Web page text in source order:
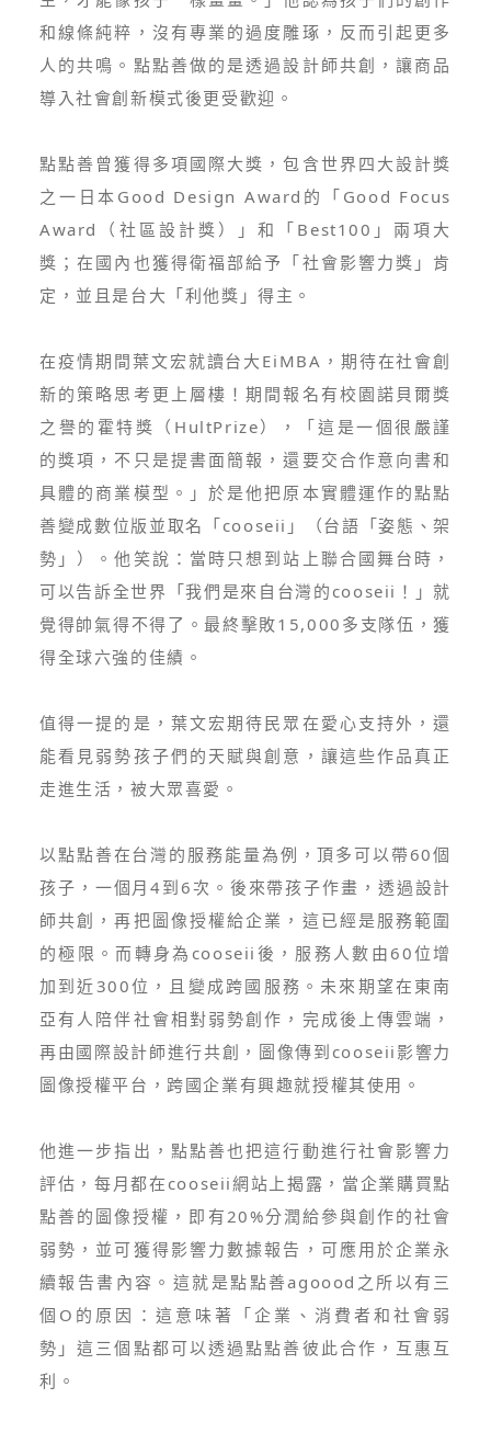
和線條純粹，沒有專業的過度雕琢，反而引起更多
人的共鳴。點點善做的是透過設計師共創，讓商品
導入社會創新模式後更受歡迎。
點點善曾獲得多項國際大獎，包含世界四大設計獎
之一日本Good Design Award的「Good Focus
Award（社區設計獎）」和「Best100」兩項大
獎；在國內也獲得衛福部給予「社會影響力獎」肯
定，並且是台大「利他獎」得主。
在疫情期間葉文宏就讀台大EiMBA，期待在社會創
新的策略思考更上層樓！期間報名有校園諾貝爾獎
之譽的霍特獎（HultPrize），「這是一個很嚴謹
的獎項，不只是提書面簡報，還要交合作意向書和
具體的商業模型。」於是他把原本實體運作的點點
善變成數位版並取名「cooseii」（台語「姿態、架
勢」）。他笑說：當時只想到站上聯合國舞台時，
可以告訴全世界「我們是來自台灣的cooseii！」就
覺得帥氣得不得了。最終擊敗15,000多支隊伍，獲
得全球六強的佳績。
值得一提的是，葉文宏期待民眾在愛心支持外，還
能看見弱勢孩子們的天賦與創意，讓這些作品真正
走進生活，被大眾喜愛。
以點點善在台灣的服務能量為例，頂多可以帶60個
孩子，一個月4到6次。後來帶孩子作畫，透過設計
師共創，再把圖像授權給企業，這已經是服務範圍
的極限。而轉身為cooseii後，服務人數由60位增
加到近300位，且變成跨國服務。未來期望在東南
亞有人陪伴社會相對弱勢創作，完成後上傳雲端，
再由國際設計師進行共創，圖像傳到cooseii影響力
圖像授權平台，跨國企業有興趣就授權其使用。
他進一步指出，點點善也把這行動進行社會影響力
評估，每月都在cooseii網站上揭露，當企業購買點
點善的圖像授權，即有20%分潤給參與創作的社會
弱勢，並可獲得影響力數據報告，可應用於企業永
續報告書內容。這就是點點善agoood之所以有三
個O的原因：這意味著「企業、消費者和社會弱
勢」這三個點都可以透過點點善彼此合作，互惠互
利。